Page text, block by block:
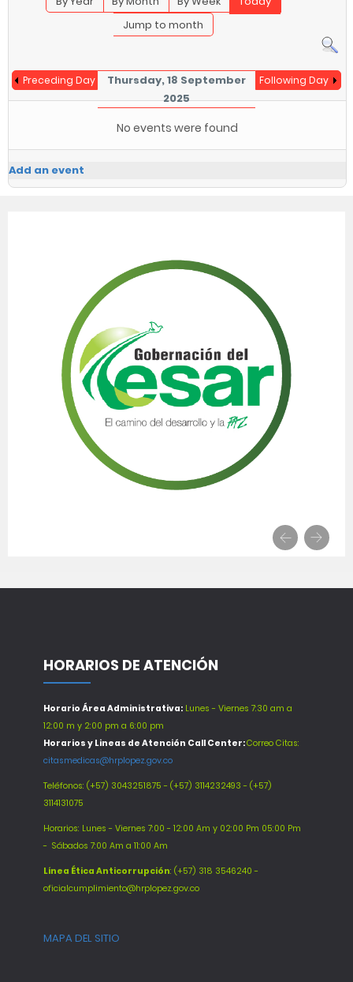
Jump to month
Preceding Day
Thursday, 18 September
2025
Following Day
No events were found
Add an event
HORARIOS DE ATENCIÓN
Horario Área Administrativa: Lunes - Viernes 7:30 am a
12:00 m y 2:00 pm a 6:00 pm
Horarios y Lineas de Atención Call Center:Correo Citas:
citasmedicas@hrplopez.gov.co
Teléfonos: (+57) 3043251875 - (+57) 3114232493 - (+57)
3114131075
Horarios: Lunes - Viernes 7:00 - 12:00 Am y 02:00 Pm 05:00 Pm
- Sábados 7:00 Am a 11:00 Am
Línea Ética Anticorrupción: (+57) 318 3546240 -
oficialcumplimiento@hrplopez.gov.co
MAPA DEL SITIO